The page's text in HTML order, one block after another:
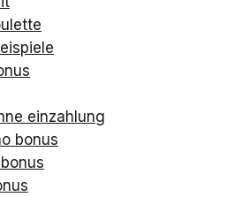
einzahlung
bonus